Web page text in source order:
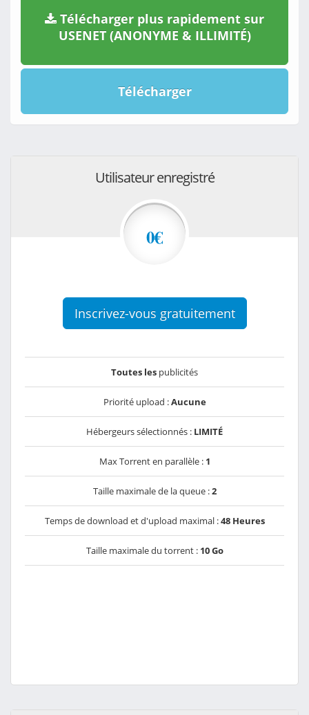
Télécharger plus rapidement sur
USENET (ANONYME & ILLIMITÉ)
Télécharger
Utilisateur enregistré
0€
Inscrivez-vous gratuitement
Toutes les publicités
Priorité upload :Aucune
Hébergeurs sélectionnés : LIMITÉ
Max Torrent en parallèle : 1
Taille maximale de la queue :2
Temps de download et d'upload maximal :48 Heures
Taille maximale du torrent : 10 Go